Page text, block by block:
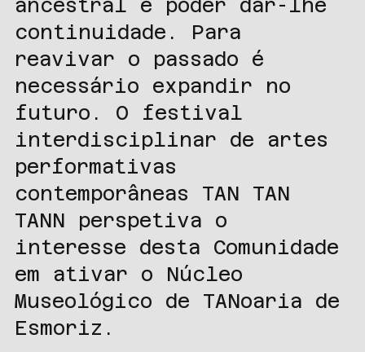
ancestral é poder dar-lhe
continuidade. Para
reavivar o passado é
necessário expandir no
futuro. O festival
interdisciplinar de artes
performativas
contemporâneas TAN TAN
TANN perspetiva o
interesse desta Comunidade
em ativar o Núcleo
Museológico de TANoaria de
Esmoriz.